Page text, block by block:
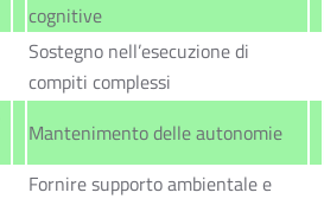
cognitive
Sostegno nell’esecuzione di
compiti complessi
Mantenimento delle autonomie
Fornire supporto ambientale e